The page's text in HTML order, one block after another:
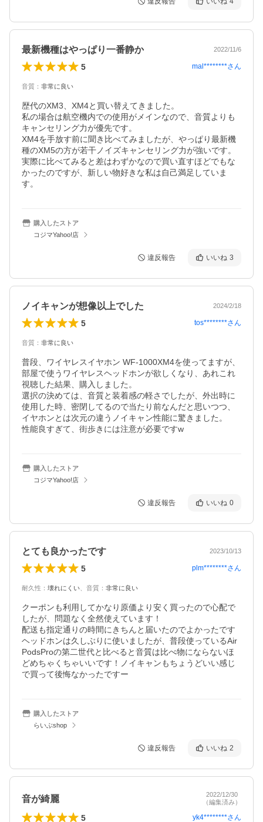
最新機種はやっぱり一番静か 2022/11/6
5 mal********さん
音質 ： 非常に良い
歴代のXM3、XM4と買い替えてきました。
私の場合は航空機内での使用がメインなので、音質よりも
キャンセリング力が優先です。
XM4を手放す前に聞き比べてみましたが、やっぱり最新機
種のXM5の方が若干ノイズキャンセリング力が強いです。
実際に比べてみると差はわずかなので買い直すほどでもな
かったのですが、新しい物好きな私は自己満足していま
す。
購入したストア
コジマYahoo!店
違反報告 いいね 3
ノイキャンが想像以上でした 2024/2/18
5 tos********さん
音質 ： 非常に良い
普段、ワイヤレスイヤホン WF-1000XM4を使ってますが、
部屋で使うワイヤレスヘッドホンが欲しくなり、あれこれ
視聴した結果、購入しました。
選択の決めては、音質と装着感の軽さでしたが、外出時に
使用した時、密閉してるので当たり前なんだと思いつつ、
イヤホンとは次元の違うノイキャン性能に驚きました。
性能良すぎて、街歩きには注意が必要ですw
購入したストア
コジマYahoo!店
違反報告 いいね 0
とても良かったです 2023/10/13
5 plm********さん
耐久性 ： 壊れにくい 音質 ： 非常に良い
クーポンも利用してかなり原価より安く買ったので心配で
したが、問題なく全然使えています！
配送も指定通りの時間にきちんと届いたのでよかったです
ヘッドホンは久しぶりに使いましたが、普段使っているAir
PodsProの第二世代と比べると音質は比べ物にならないほ
どめちゃくちゃいいです！ノイキャンもちょうどいい感じ
で買って後悔なかったですー
購入したストア
らいぶshop
違反報告 いいね 2
音が綺麗
2022/12/30
（編集済み）
5 yk4********さん